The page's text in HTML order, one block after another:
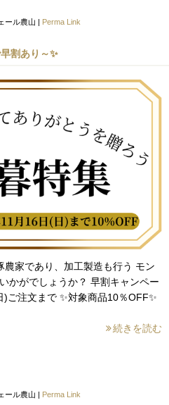
ール農山 | Perma Link
割あり～✨
農家であり、加工製造も行う モン
かがでしょうか？ 早割キャンペー
ご注文まで ✨対象商品10％OFF✨
続きを読む
ール農山 | Perma Link